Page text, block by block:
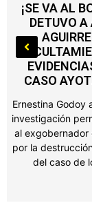
Delfina
encabeza
zoológico
del
beneficiará a
habitantes del
Estado de
Gobernadora